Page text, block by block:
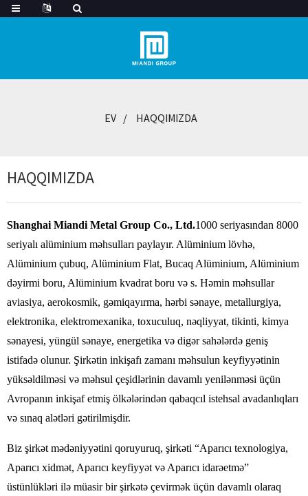
EV HAQQIMIZDA
HAQQIMIZDA
Shanghai Miandi Metal Group Co., Ltd.1000 seriyasından 8000
seriyalı alüminium məhsulları paylayır. Alüminium lövhə,
Alüminium çubuq, Alüminium Flat, Bucaq Alüminium, Alüminium
dəyirmi boru, Alüminium kvadrat boru və s. Həmin məhsullar
aviasiya, aerokosmik, gəmiqayırma, hərbi sənaye, metallurgiya,
elektronika, elektromexanika, toxuculuq, nəqliyyat, tikinti, kimya
sənayesi, yüngül sənaye, energetika və digər sahələrdə geniş
istifadə olunur. Şirkətin inkişafı zamanı məhsulun keyfiyyətinin
yüksəldilməsi və məhsul çeşidlərinin davamlı yenilənməsi üçün
Avropanın inkişaf etmiş ölkələrindən qabaqcıl istehsal avadanlıqları
və sınaq alətləri gətirilmişdir.
Biz şirkət mədəniyyətini qoruyuruq, şirkəti “Aparıcı texnologiya,
Aparıcı xidmət, Aparıcı keyfiyyət və Aparıcı idarəetmə”
üstünlükləri ilə müasir bir şirkətə çevirmək üçün davamlı olaraq